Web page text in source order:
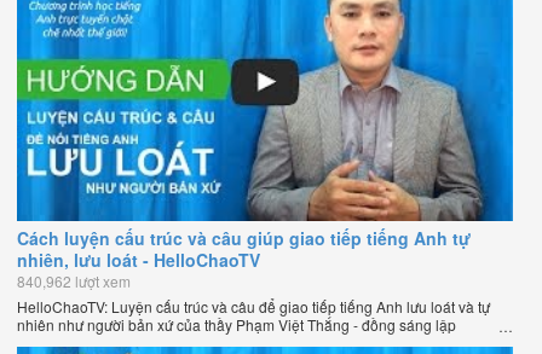
Cách luyện cấu trúc và câu giúp giao tiếp tiếng Anh tự
nhiên, lưu loát - HelloChaoTV
840,962 lượt xem
HelloChaoTV: Luyện cấu trúc và câu để giao tiếp tiếng Anh lưu loát và tự
nhiên như người bản xứ của thầy Phạm Việt Thắng - đồng sáng lập
HelloChao.vn - Trang web học tiếng Anh trực tuyến chặt chẽ nhất thế giới.